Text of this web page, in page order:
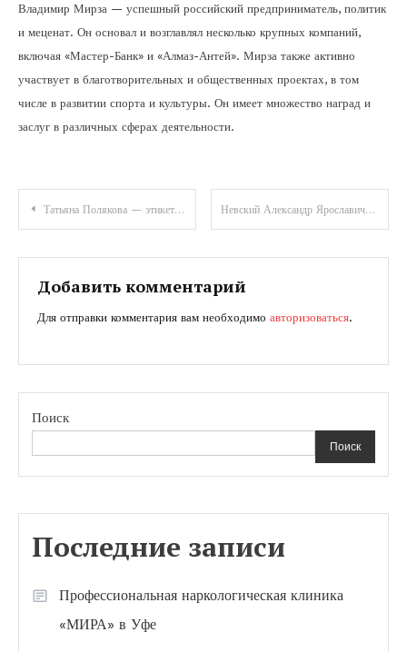
Владимир Мирза — успешный российский предприниматель, политик
и меценат. Он основал и возглавлял несколько крупных компаний,
включая «Мастер-Банк» и «Алмаз-Антей». Мирза также активно
участвует в благотворительных и общественных проектах, в том
числе в развитии спорта и культуры. Он имеет множество наград и
заслуг в различных сферах деятельности.
Навигация
по
записям
Татьяна Полякова — этикет в разных возрастах — биография и история успеха Невский Александр Ярославич — знаменитый полководец, князь Новгородский, Великий Князь Владимирский, великий воин и мудрый правитель.
Добавить комментарий
Для отправки комментария вам необходимо авторизоваться.
Поиск
Поиск
Последние записи
Профессиональная наркологическая клиника
«МИРА» в Уфе